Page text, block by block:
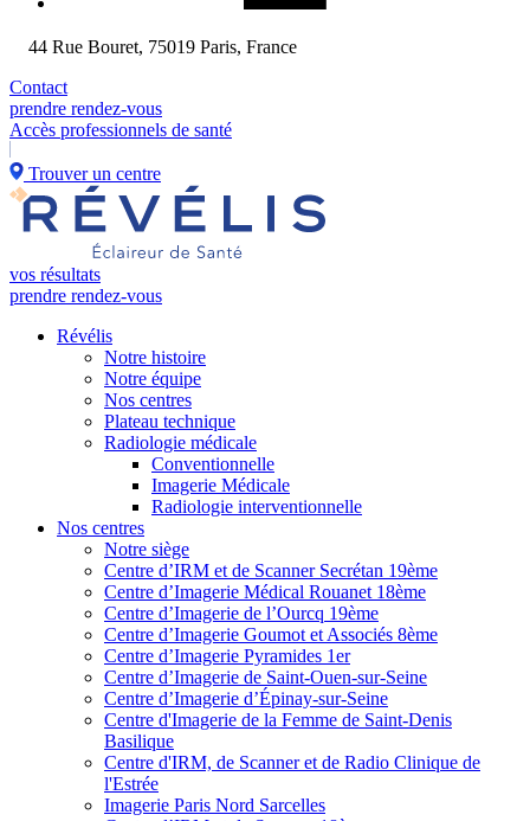
44 Rue Bouret, 75019 Paris, France
Contact
prendre rendez-vous
Accès professionnels de santé
Trouver un centre
vos résultats
prendre rendez-vous
Révélis
Notre histoire
Notre équipe
Nos centres
Plateau technique
Radiologie médicale
Conventionnelle
Imagerie Médicale
Radiologie interventionnelle
Nos centres
Notre siège
Centre d’IRM et de Scanner Secrétan 19ème
Centre d’Imagerie Médical Rouanet 18ème
Centre d’Imagerie de l’Ourcq 19ème
Centre d’Imagerie Goumot et Associés 8ème
Centre d’Imagerie Pyramides 1er
Centre d’Imagerie de Saint-Ouen-sur-Seine
Centre d’Imagerie d’Épinay-sur-Seine
Centre d'Imagerie de la Femme de Saint-Denis
Basilique
Centre d'IRM, de Scanner et de Radio Clinique de
l'Estrée
Imagerie Paris Nord Sarcelles